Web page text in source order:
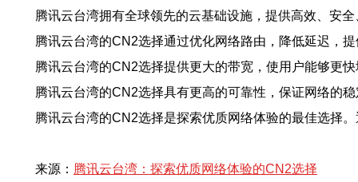
腾讯云台湾拥有全球领先的云基础设施，提供高效、安
腾讯云台湾的CN2选择通过优化网络路由，降低延迟，
腾讯云台湾的CN2选择提供更大的带宽，使用户能够更
腾讯云台湾的CN2选择具有更高的可靠性，保证网络的
腾讯云台湾的CN2选择是探索优质网络体验的最佳选择
来源： 腾讯云台湾：探索优质网络体验的CN2选择